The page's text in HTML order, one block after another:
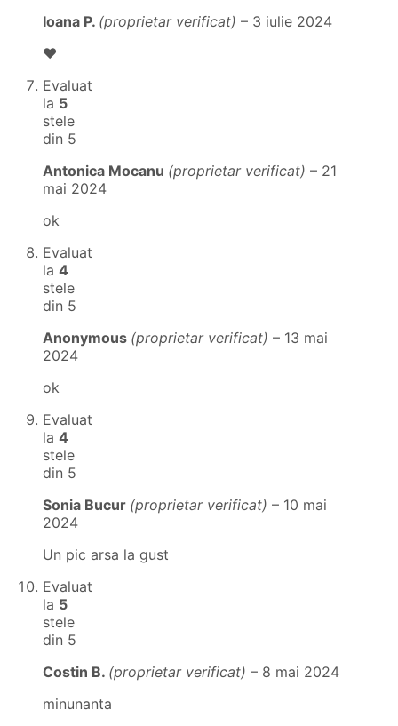
Ioana P. (proprietar verificat) – 3 iulie 2024
❤
Evaluat
la 5
stele
din 5
Antonica Mocanu (proprietar verificat) – 21
mai 2024
ok
Evaluat
la 4
stele
din 5
Anonymous (proprietar verificat) – 13 mai
2024
ok
Evaluat
la 4
stele
din 5
Sonia Bucur (proprietar verificat) – 10 mai
2024
Un pic arsa la gust
Evaluat
la 5
stele
din 5
Costin B. (proprietar verificat) – 8 mai 2024
minunanta